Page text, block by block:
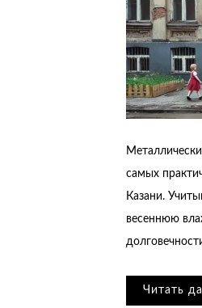
самых
Казани.
весеннюю
Читать